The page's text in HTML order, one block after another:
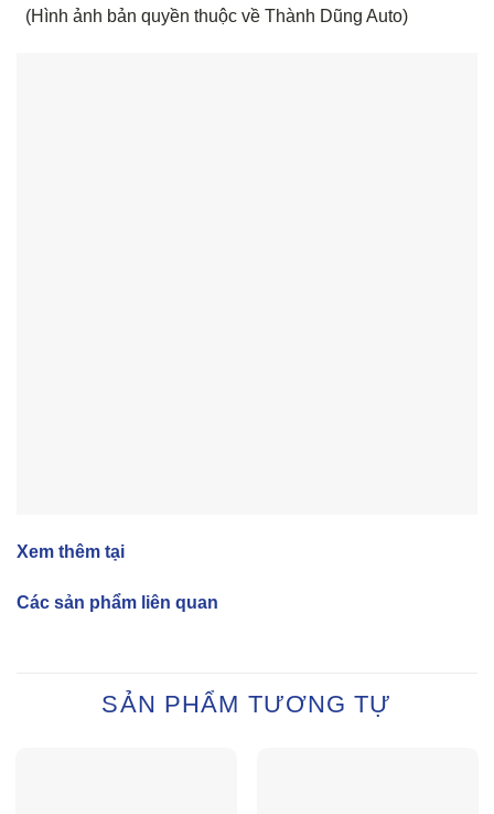
(Hình ảnh bản quyền thuộc về Thành Dũng Auto)
Xem thêm tại
Các sản phẩm liên quan
SẢN PHẨM TƯƠNG TỰ